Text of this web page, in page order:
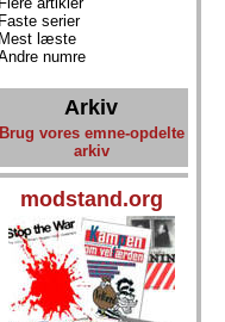
Faste serier
Mest læste
numre
Arkiv
Brug vores emne-opdelte
arkiv
modstand.org